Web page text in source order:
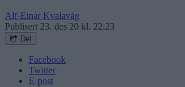
Alf-Einar Kvalavåg
Publisert 23. des 20 kl. 22:23
Del
Facebook
Twitter
E-post